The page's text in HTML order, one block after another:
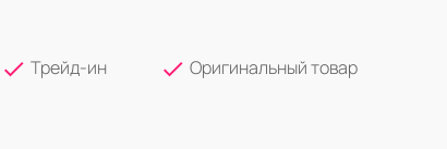
Трейд-ин
Оригинальный товар